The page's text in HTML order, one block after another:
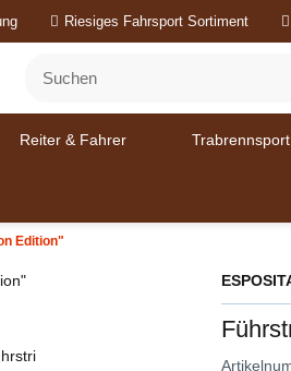
Riesiges Fahrsport Sortiment
Reiter & Fahrer Trabrennsport
Edition"